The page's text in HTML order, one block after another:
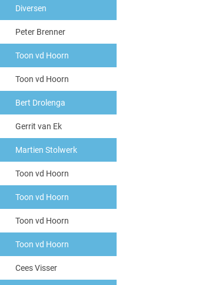
Diversen
Peter Brenner
Toon vd Hoorn
Toon vd Hoorn
Bert Drolenga
Gerrit van Ek
Martien Stolwerk
Toon vd Hoorn
Toon vd Hoorn
Toon vd Hoorn
Toon vd Hoorn
Cees Visser